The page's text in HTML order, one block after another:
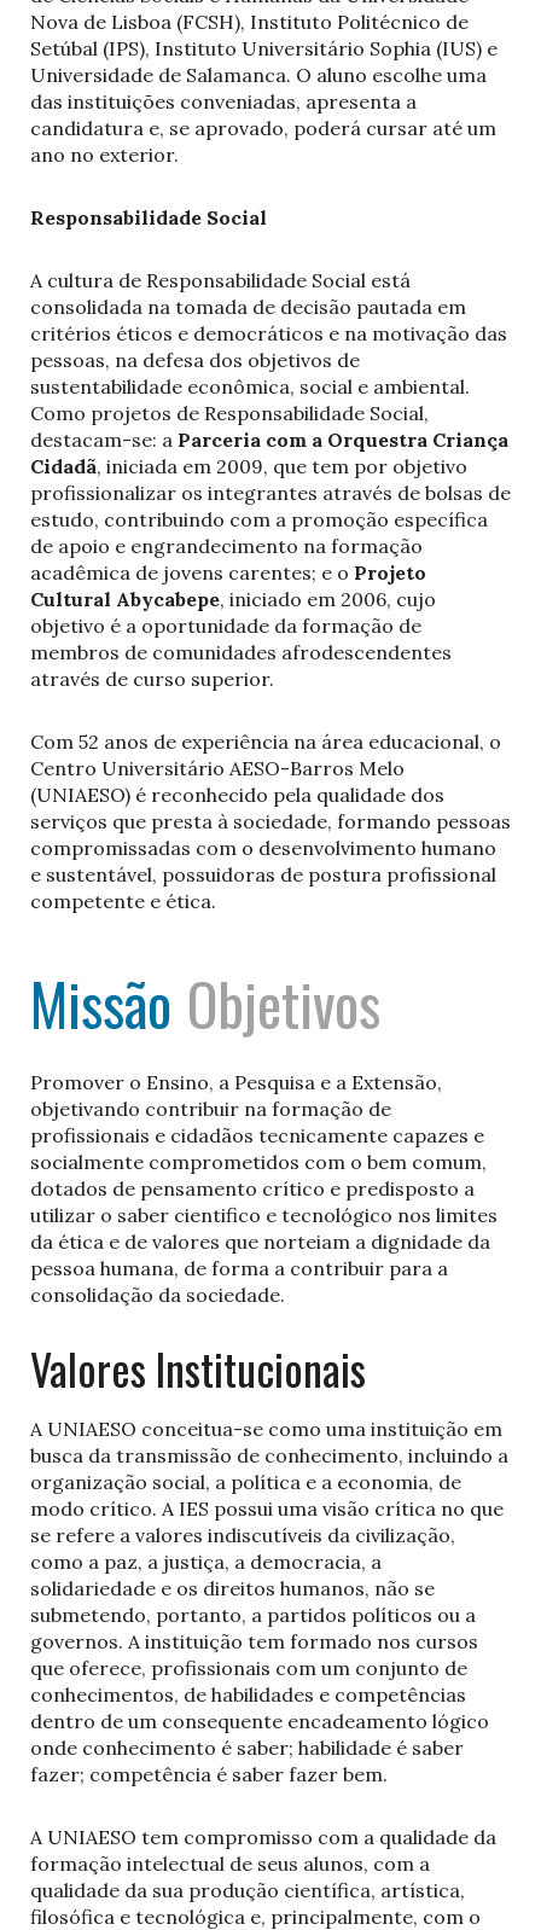
Nova de Lisboa (FCSH), Instituto Politécnico de
Setúbal (IPS), Instituto Universitário Sophia (IUS) e
Universidade de Salamanca. O aluno escolhe uma
das instituições conveniadas, apresenta a
candidatura e, se aprovado, poderá cursar até um
ano no exterior.
Responsabilidade Social
A cultura de Responsabilidade Social está
consolidada na tomada de decisão pautada em
critérios éticos e democráticos e na motivação das
pessoas, na defesa dos objetivos de
sustentabilidade econômica, social e ambiental.
Como projetos de Responsabilidade Social,
destacam-se: a Parceria com a Orquestra Criança
Cidadã, iniciada em 2009, que tem por objetivo
profissionalizar os integrantes através de bolsas de
estudo, contribuindo com a promoção específica
de apoio e engrandecimento na formação
acadêmica de jovens carentes; e o Projeto
Cultural Abycabepe, iniciado em 2006, cujo
objetivo é a oportunidade da formação de
membros de comunidades afrodescendentes
através de curso superior.
Com 52 anos de experiência na área educacional, o
Centro Universitário AESO-Barros Melo
(UNIAESO) é reconhecido pela qualidade dos
serviços que presta à sociedade, formando pessoas
compromissadas com o desenvolvimento humano
e sustentável, possuidoras de postura profissional
competente e ética.
Missão Objetivos
Promover o Ensino, a Pesquisa e a Extensão,
objetivando contribuir na formação de
profissionais e cidadãos tecnicamente capazes e
socialmente comprometidos com o bem comum,
dotados de pensamento crítico e predisposto a
utilizar o saber cientifico e tecnológico nos limites
da ética e de valores que norteiam a dignidade da
pessoa humana, de forma a contribuir para a
consolidação da sociedade.
Valores Institucionais
A UNIAESO conceitua-se como uma instituição em
busca da transmissão de conhecimento, incluindo a
organização social, a política e a economia, de
modo crítico. A IES possui uma visão crítica no que
se refere a valores indiscutíveis da civilização,
como a paz, a justiça, a democracia, a
solidariedade e os direitos humanos, não se
submetendo, portanto, a partidos políticos ou a
governos. A instituição tem formado nos cursos
que oferece, profissionais com um conjunto de
conhecimentos, de habilidades e competências
dentro de um consequente encadeamento lógico
onde conhecimento é saber; habilidade é saber
fazer; competência é saber fazer bem.
A UNIAESO tem compromisso com a qualidade da
formação intelectual de seus alunos, com a
qualidade da sua produção científica, artística,
filosófica e tecnológica e, principalmente, com o